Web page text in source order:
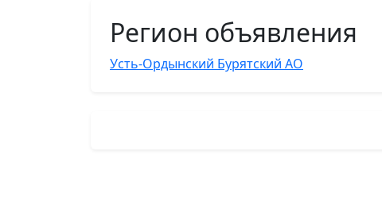
Регион объявления
Усть-Ордынский Бурятский АО